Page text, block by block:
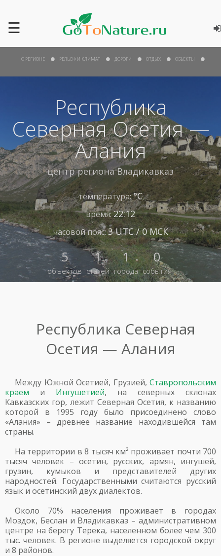
☰
Республика
Северная Осетия —
Алания
центр регионаВладикавказ
температура:°С
время:22:12
часовой пояс:3 UTC / 0 МСК
5
объектов
1
статей
1
города
0
события
О РЕГИОНЕ РЕЛЬЕФ И КЛИМАТ ДОРОГИ ОТДЫХ ОБЪЕКТЫ
Республика Северная
Осетия — Алания
Между Южной Осетией, Грузией, Ставропольским
краем и Ингушетией, на северных склонах
Кавказских гор, лежит Северная Осетия, к названию
которой в 1995 году было присоединено слово
«Алания» – древнее название находившейся там
страны.
На территории в 8 тысяч км² проживает почти 700
тысяч человек – осетин, русских, армян, ингушей,
грузин, кумыков и представителей других
народностей. Государственными считаются русский
язык и осетинский двух диалектов.
Около 70% населения проживает в городах
Моздок, Беслан и Владикавказ – административном
центре на берегу Терека, населенном более чем 300
тыс. человек. В регионе выделяется городской округ
и 8 районов.